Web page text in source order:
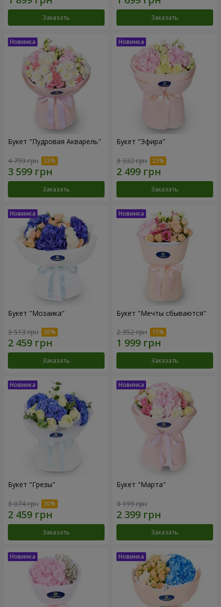
Заказать Заказать
Букет "Пудровая Акварель"
4 799 грн
Заказать
Букет "Эфира"
3 332 грн
Заказать
Букет "Мозаика"
3 513 грн
Заказать
Букет "Мечты сбываются"
2 352 грн
Заказать
Букет "Грезы"
3 074 грн
Заказать
Букет "Марта"
3 199 грн
Заказать